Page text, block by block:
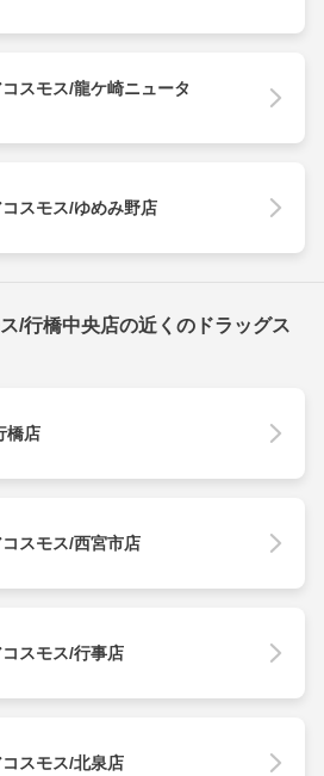
スモス/龍ケ崎ニュータ
コスモス/ゆめみ野店
/行橋中央店の近くのドラッグス
橋店
コスモス/西宮市店
コスモス/行事店
コスモス/北泉店